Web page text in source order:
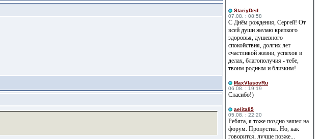
StariyDed
07.08. : 08:58
С Днём рождения, Сергей! От
всей души желаю крепкого
здоровья, душевного
спокойствия, долгих лет
счастливой жизни, успехов в
делах, благополучия - тебе,
твоим родным и близким!
MaxVlasovRu
06.08. : 19:19
Спасибо!)
aelita85
05.08. : 22:20
Ребята, я тоже поздно зашел на
форум. Пропустил. Но, как
говорится, лучше позже...